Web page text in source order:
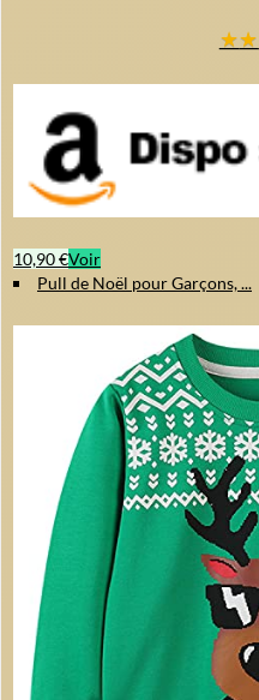
★★
10,90 €Voir
Pull de Noël pour Garçons, ...